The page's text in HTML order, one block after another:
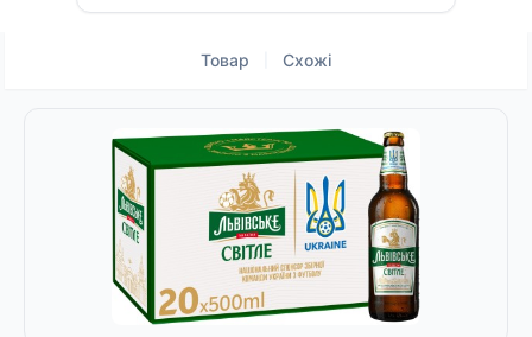
Товар Схожі